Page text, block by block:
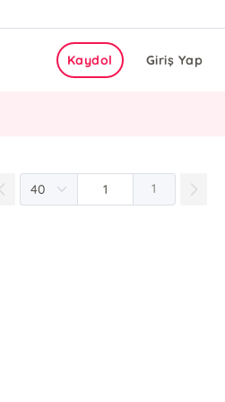
Giriş Yap
Kaydol
1